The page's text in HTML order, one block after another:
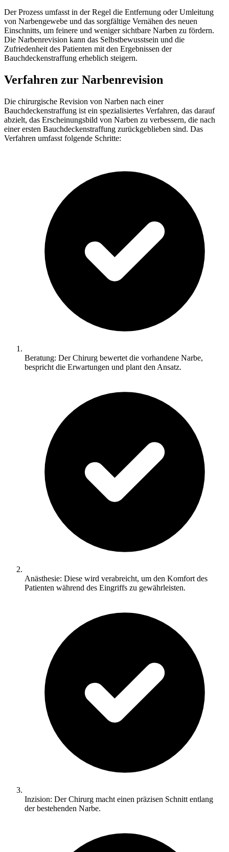
Der Prozess umfasst in der Regel die Entfernung oder Umleitung
von Narbengewebe und das sorgfältige Vernähen des neuen
Einschnitts, um feinere und weniger sichtbare Narben zu fördern.
Die Narbenrevision kann das Selbstbewusstsein und die
Zufriedenheit des Patienten mit den Ergebnissen der
Bauchdeckenstraffung erheblich steigern.
Verfahren zur Narbenrevision
Die chirurgische Revision von Narben nach einer
Bauchdeckenstraffung ist ein spezialisiertes Verfahren, das darauf
abzielt, das Erscheinungsbild von Narben zu verbessern, die nach
einer ersten Bauchdeckenstraffung zurückgeblieben sind. Das
Verfahren umfasst folgende Schritte:
Beratung: Der Chirurg bewertet die vorhandene Narbe,
bespricht die Erwartungen und plant den Ansatz.
Anästhesie: Diese wird verabreicht, um den Komfort des
Patienten während des Eingriffs zu gewährleisten.
Inzision: Der Chirurg macht einen präzisen Schnitt entlang
der bestehenden Narbe.